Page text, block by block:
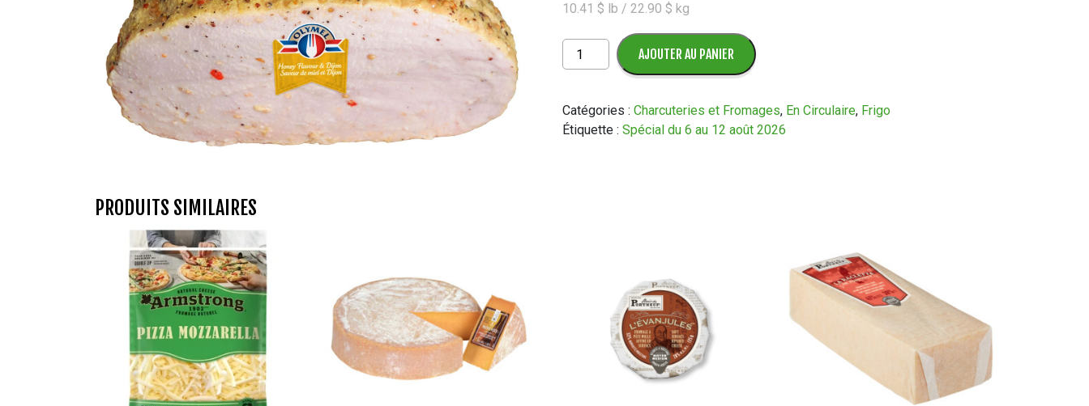
prix
initial
était :
$3.99.
prix
actuel
est :
$2.29.
10.41 $ lb / 22.90 $ kg
quantité
de
de
dinde
AJOUTER AU PANIER
Catégories :Charcuteries et Fromages, En Circulaire, Frigo
Étiquette :Spécial du 6 au 12 août 2026
PRODUITS SIMILAIRES